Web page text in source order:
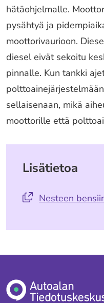
hätäohjelmalle.
pysähtyä ja
moottorivaurioon.
diesel eivät sekoitu
pinnalle. Kun tankki
sellaisenaan, mikä
moottorille että
Lisätietoa
Nesteen